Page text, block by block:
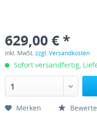
629,00 € *
inkl. MwSt.zzgl. Versandkosten
Sofort versandfertig,
1
Merken